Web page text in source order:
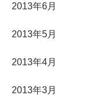
2013年6月
2013年5月
2013年4月
2013年3月